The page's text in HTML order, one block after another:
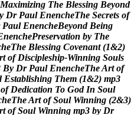
Maximizing The Blessing Beyond
y Dr Paul EnencheThe Secrets of
Paul EnencheBeyond Being
nenchePreservation by The
heThe Blessing Covenant (1&2)
rt of Discipleship-Winning Souls
By Dr Paul EnencheTheArt of
Establishing Them (1&2) mp3
of Dedication To God In Soul
heTheArt of Soul Winning (2&3)
rt of Soul Winning mp3 by Dr